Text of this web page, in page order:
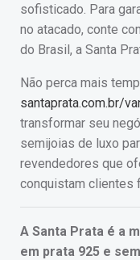
sofisticado. Para
no atacado, conte
do Brasil, a Santa
Não perca mais
santaprata.com.br/
transformar seu
semijoias de luxo
revendedores que
conquistam clientes
A Santa Prata é a
em prata 925 e